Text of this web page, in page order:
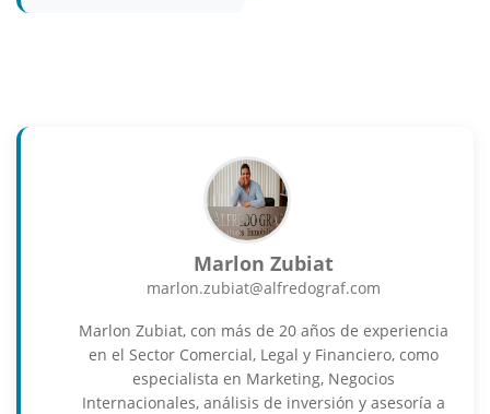
Marlon Zubiat
marlon.zubiat@alfredograf.com
Marlon Zubiat, con más de 20 años de experiencia
en el Sector Comercial, Legal y Financiero, como
especialista en Marketing, Negocios
Internacionales, análisis de inversión y asesoría a